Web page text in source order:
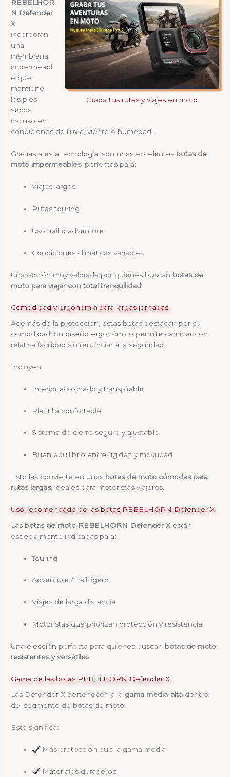
Graba tus rutas y viajes en moto
REBELHOR
N Defender
X
incorporan
una
membrana
impermeabl
e que
mantiene
los pies
secos
incluso en
condiciones de lluvia, viento o humedad.
Gracias a esta tecnología, son unas excelentes botas de
moto impermeables, perfectas para:
Viajes largos
Rutas touring
Uso trail o adventure
Condiciones climáticas variables
Una opción muy valorada por quienes buscan botas de
moto para viajar con total tranquilidad
Comodidad y ergonomía para largas jornadas
Además de la protección, estas botas destacan por su
comodidad. Su diseño ergonómico permite caminar con
relativa facilidad sin renunciar a la seguridad.
Incluyen:
Interior acolchado y transpirable
Plantilla confortable
Sistema de cierre seguro y ajustable
Buen equilibrio entre rigidez y movilidad
Esto las convierte en unas botas de moto cómodas para
rutas largas, ideales para motoristas viajeros.
Uso recomendado de las botas REBELHORN Defender X
Las botas de moto REBELHORN Defender X están
especialmente indicadas para:
Touring
Adventure / trail ligero
Viajes de larga distancia
Motoristas que priorizan protección y resistencia
Una elección perfecta para quienes buscan botas de moto
resistentes y versátiles.
Gama de las botas REBELHORN Defender X
Las Defender X pertenecen a la gama media-alta dentro
del segmento de botas de moto.
Esto significa:
Más protección que la gama media
Materiales duraderos